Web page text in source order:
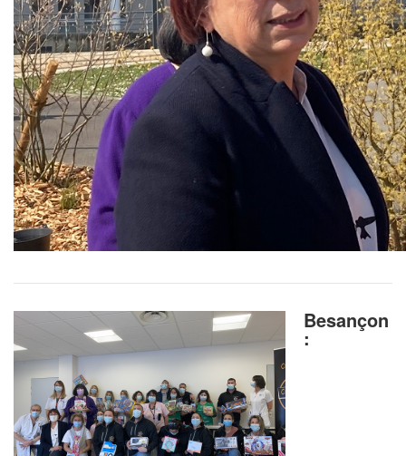
Besançon
: